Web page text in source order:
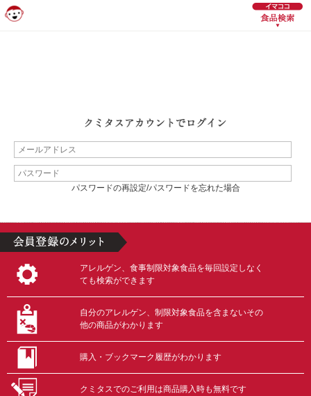
パスワードの再設定/パスワードを忘れた場合
アレルゲン、食事制限対象食品を毎回設定しなく
ても検索ができます
自分のアレルゲン、制限対象食品を含まないその
他の商品がわかります
購入・ブックマーク履歴がわかります
クミタスでのご利用は商品購入時も無料です